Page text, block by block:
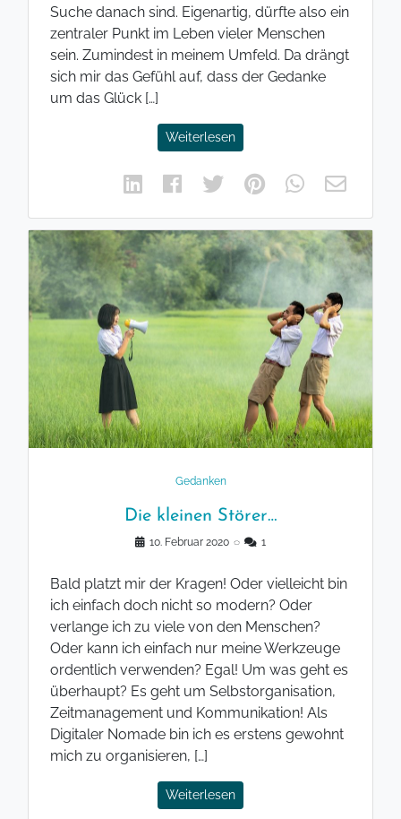
Suche danach sind. Eigenartig, dürfte also ein
zentraler Punkt im Leben vieler Menschen
sein. Zumindest in meinem Umfeld. Da drängt
sich mir das Gefühl auf, dass der Gedanke
um das Glück […]
Weiterlesen
Gedanken
Die kleinen Störer…
10. Februar 2020 ◌ 1
Bald platzt mir der Kragen! Oder vielleicht bin
ich einfach doch nicht so modern? Oder
verlange ich zu viele von den Menschen?
Oder kann ich einfach nur meine Werkzeuge
ordentlich verwenden? Egal! Um was geht es
überhaupt? Es geht um Selbstorganisation,
Zeitmanagement und Kommunikation! Als
Digitaler Nomade bin ich es erstens gewohnt
mich zu organisieren, […]
Weiterlesen